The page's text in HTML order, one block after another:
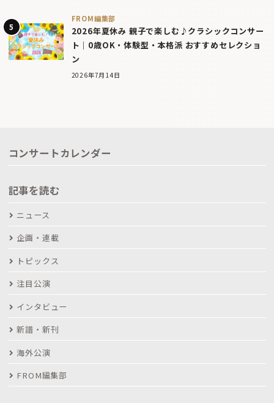
FROM編集部
2026年夏休み 親子で楽しむ♪クラシックコンサー
ト｜0歳OK・体験型・本格派 おすすめセレクショ
ン
2026年7月14日
コンサートカレンダー
記事を読む
ニュース
企画・連載
トピックス
注目公演
インタビュー
新譜・新刊
海外公演
FROM編集部